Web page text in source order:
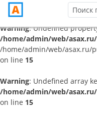
Warning: Undefined
/home/admin/web/
/home/admin/web/asax.ru/
on line 15
Warning: Undefined array
/home/admin/web/
on line 15